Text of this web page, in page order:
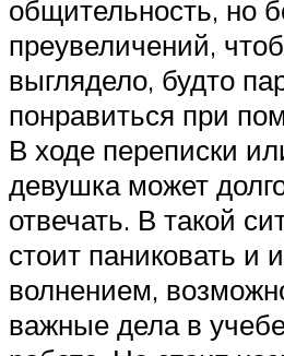
общительность, но
преувеличений,
выглядело, будто
понравиться при
В ходе переписки
девушка может
отвечать. В такой
стоит паниковать и
волнением,
важные дела в